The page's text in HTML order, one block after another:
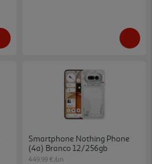
Smartphone Nothing Phone
(4a) Branco 12/256gb
449.99 €/un